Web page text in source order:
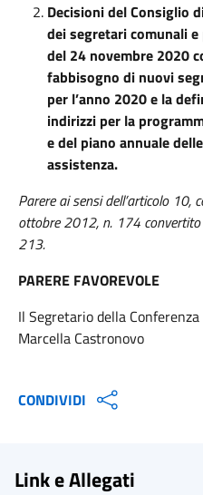
Decisioni del Consiglio
dei segretari comunali
del 24 novembre 2020
fabbisogno di nuovi
per l’anno 2020 e la
indirizzi per la
e del piano annuale
assistenza.
Parere ai sensi dell’articolo 10,
ottobre 2012, n. 174
213.
PARERE FAVOREVOLE
Il Segretario della Conferenza
Marcella Castronovo
CONDIVIDI
Link e Allegati